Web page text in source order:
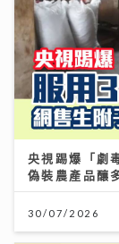
央視踢爆「劇
偽裝農產品釀
30/07/2026